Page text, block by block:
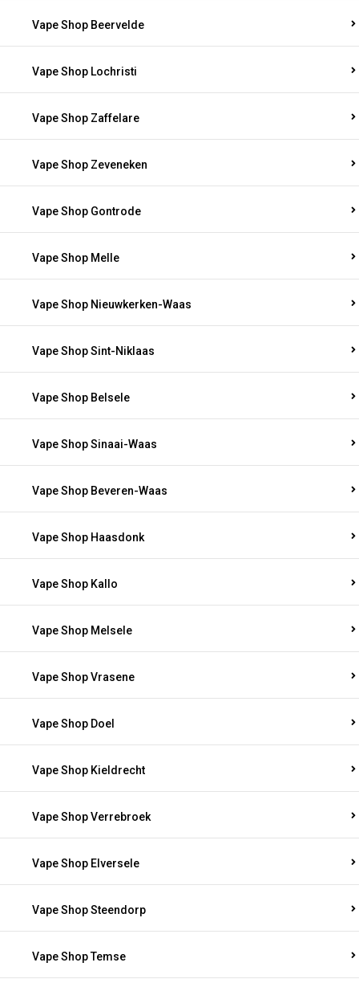
Vape Shop Beervelde
Vape Shop Lochristi
Vape Shop Zaffelare
Vape Shop Zeveneken
Vape Shop Gontrode
Vape Shop Melle
Vape Shop Nieuwkerken-Waas
Vape Shop Sint-Niklaas
Vape Shop Belsele
Vape Shop Sinaai-Waas
Vape Shop Beveren-Waas
Vape Shop Haasdonk
Vape Shop Kallo
Vape Shop Melsele
Vape Shop Vrasene
Vape Shop Doel
Vape Shop Kieldrecht
Vape Shop Verrebroek
Vape Shop Elversele
Vape Shop Steendorp
Vape Shop Temse